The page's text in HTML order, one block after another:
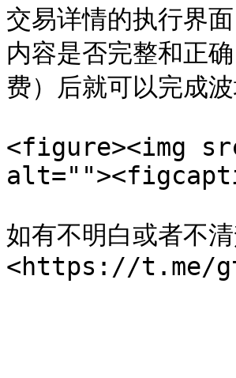
交易详情的执行界
内容是否完整和正
费）后就可以完成
<figure><img
如有不明白或者不